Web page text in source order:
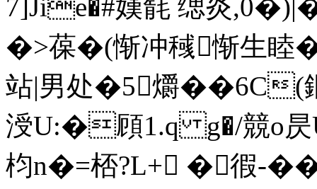
7]Jie�#嫨毻 缌炎
�>葆�(惭冲稶惭生睦
站|男处� 5爝 ��6C
涭U:�頋1. q g�/競o昃
枃n�=桮?L+ �徦-��'